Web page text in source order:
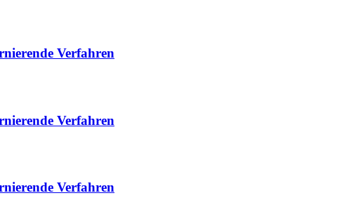
Verfahren
Verfahren
Verfahren